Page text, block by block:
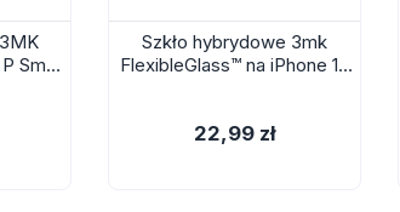
Smart
Szkło hybrydowe 3mk
FlexibleGlass™ na iPhone 13
22,99 zł